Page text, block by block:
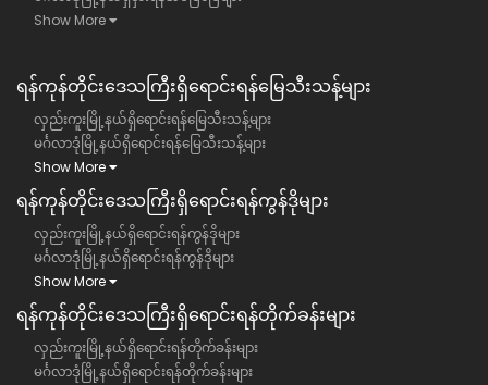
Show More
ရန်ကုန်တိုင်းဒေသကြီး​ရှိရောင်းရန်မြေသီးသန့်များ
လှည်းကူးမြို့နယ်ရှိရောင်းရန်မြေသီးသန့်များ
မင်္ဂလာဒုံမြို့နယ်ရှိရောင်းရန်မြေသီးသန့်များ
Show More
ရန်ကုန်တိုင်းဒေသကြီး​ရှိရောင်းရန်ကွန်ဒိုများ
လှည်းကူးမြို့နယ်ရှိရောင်းရန်ကွန်ဒိုများ
မင်္ဂလာဒုံမြို့နယ်ရှိရောင်းရန်ကွန်ဒိုများ
Show More
ရန်ကုန်တိုင်းဒေသကြီး​ရှိရောင်းရန်တိုက်ခန်းများ
လှည်းကူးမြို့နယ်ရှိရောင်းရန်တိုက်ခန်းများ
မင်္ဂလာဒုံမြို့နယ်ရှိရောင်းရန်တိုက်ခန်းများ